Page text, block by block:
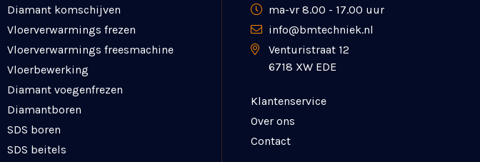
Diamant komschijven
Vloerverwarmings frezen
Vloerverwarmings freesmachine
Vloerbewerking
Diamant voegenfrezen
Diamantboren
SDS boren
SDS beitels
ma-vr 8.00 - 17.00 uur
info@bmtechniek.nl
Venturistraat 12
6718 XW EDE
Klantenservice
Over ons
Contact